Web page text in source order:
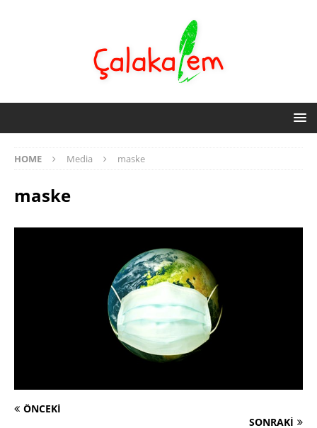
HOME Media maske
maske
ÖNCEKI
SONRAKI